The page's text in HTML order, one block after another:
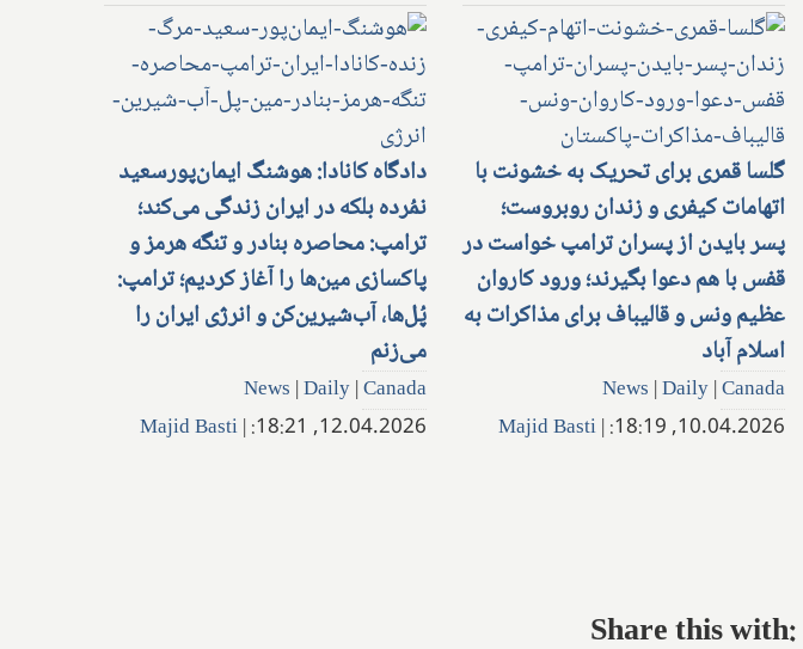
دادگاه کانادا: هوشنگ ایمان‌پورسعید
نمُرده بلکه در ایران زندگی می‌کند؛
ترامپ: محاصره بنادر و تنگه هرمز و
پاکسازی مین‌ها را آغاز کردیم؛ ترامپ:
پُل‌ها، آب‌شیرین‌کن و انرژی ایران را
می‌زنم
News |Daily|Canada
12.04.2026, 18:21:
|
Majid Basti
گلسا قمری برای تحریک به خشونت با
اتهامات کیفری و زندان روبروست؛
پسر بایدن از پسران ترامپ خواست در
قفس با هم دعوا بگیرند؛ ورود کاروان
عظیم ونس و قالیباف برای مذاکرات به
اسلام آباد
News |Daily|Canada
10.04.2026, 18:19:
|
Majid Basti